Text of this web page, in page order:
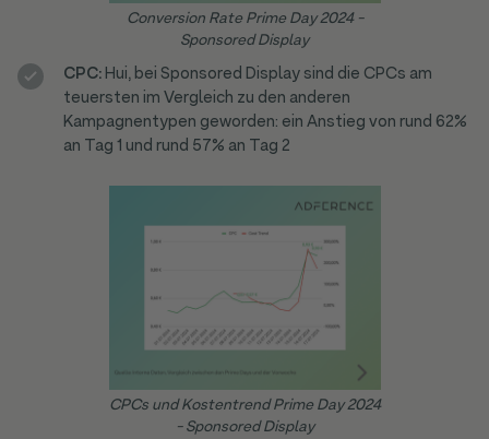
Conversion Rate Prime Day 2024 -
Sponsored Display
CPC:Hui, bei Sponsored Display sind die CPCs am
teuersten im Vergleich zu den anderen
Kampagnentypen geworden: ein Anstieg von rund 62%
an Tag 1 und rund 57% an Tag 2
CPCs und Kostentrend Prime Day 2024
- Sponsored Display